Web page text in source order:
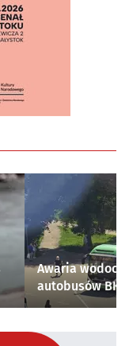
Awaria
autobusów